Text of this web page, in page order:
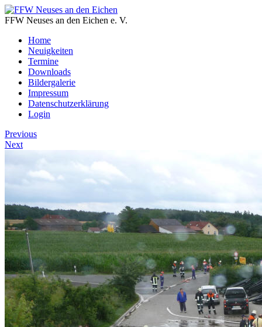
FFW Neuses an den Eichen e. V.
Home
Neuigkeiten
Termine
Downloads
Bildergalerie
Impressum
Datenschutzerklärung
Login
Previous
Next